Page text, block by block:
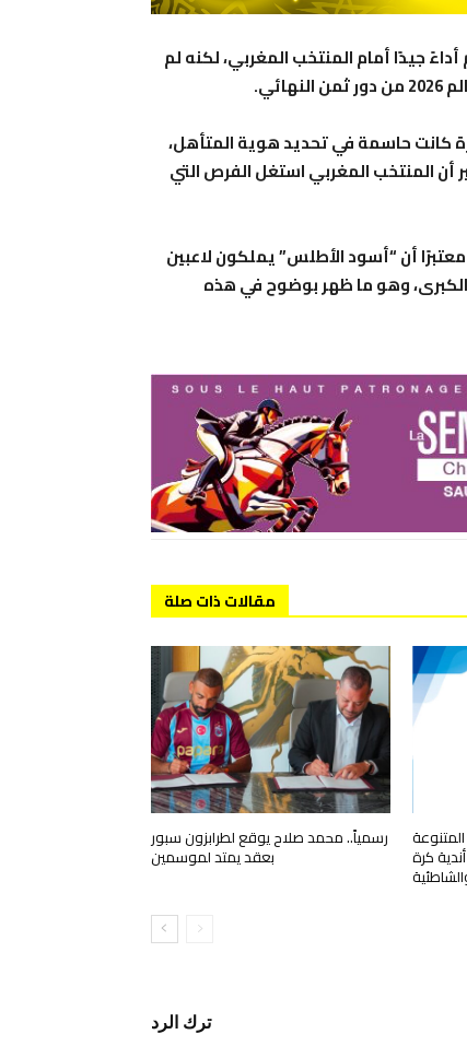
جيدًا أمام المنتخب المغربي، لكنه لم
كانت حاسمة في تحديد هوية المتأهل،
أن المنتخب المغربي استغل الفرص التي
أن “أسود الأطلس” يملكون لاعبين
الكبرى، وهو ما ظهر بوضوح في هذه
مقالات ذات صلة
كرة
رسمياً.. محمد صلاح يوقع لطرابزون سبور
بعقد يمتد لموسمين
ترك الرد